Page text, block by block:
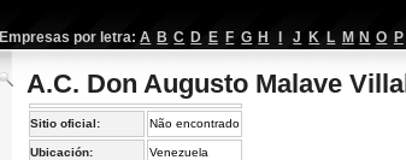
Empresas por letra: A B C D E F G H J K L M N O P
A.C. Don Augusto Malave
Sitio oficial: Não encontrado
Ubicación: Venezuela